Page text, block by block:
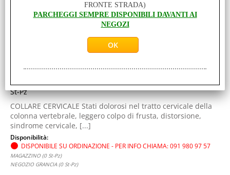
COLLARE MORBIDO - H 9 CM - TG M (38 - 43 cm) -
PELLE - Supporto cervicale anatomico -
Gommapiuma morbida a poro aperto - Apertura
all’altezza della laringe - Chiusura a velcro, regolabile
ORT-127363-M-PELLE
St-Pz
COLLARE CERVICALE Stati dolorosi nel tratto cervicale della
colonna vertebrale, leggero colpo di frusta, distorsione,
sindrome cervicale, [...]
Disponibilità:
DISPONIBILE SU ORDINAZIONE - PER INFO CHIAMA: 091 980 97 57
MAGAZZINO (0 St-Pz)
NEGOZIO GRANCIA (0 St-Pz)
FRONTE STRADA)
PARCHEGGI SEMPRE DISPONIBILI DAVANTI AI
NEGOZI